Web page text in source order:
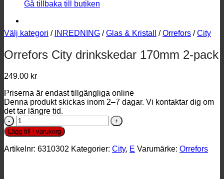
Gå tillbaka till butiken
Välj kategori / INREDNING / Glas & Kristall / Orrefors / City
Orrefors City drinkskedar 170mm 2-pack
249.00 kr
Priserna är endast tillgängliga online
Denna produkt skickas inom 2–7 dagar. Vi kontaktar dig om
det tar längre tid.
Orrefors
City
drinkskedar
170mm
Lägg till i varukorg
Artikelnr: 6310302 Kategorier: City, E Varumärke: Orrefors